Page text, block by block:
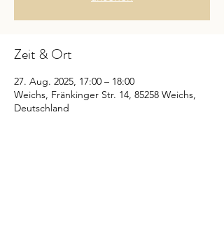
Zeit & Ort
27. Aug. 2025, 17:00 – 18:00
Weichs, Fränkinger Str. 14, 85258 Weichs,
Deutschland